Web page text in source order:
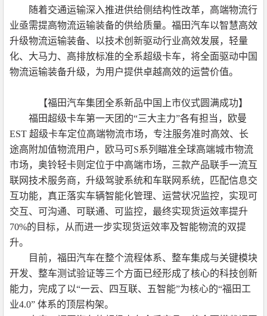
随着交通运输深入推进供给侧结构性改革，高端物流行
业亟需提高物流运输装备的供给质量。福田汽车以智慧高效
升级物流运输装备、以技术创新驱动行业高效发展，轻量
化、大马力、高排放标准的全系超级卡车，将全面驱动中国
物流运输装备升级，为用户提供卓越高效的运营价值。
【福田汽车集团全系新品中国上市仪式圆满成功】
福田超级卡车第一天团的“三大主力”各有担当，欧曼
EST 超级卡车定位高端物流市场，专注服务准时高效、长
途高附加值物流用户，欧马可S系列瞄准全球高端城市物流
市场，奥铃轻卡则定位于中高端市场，三款产品联手一流互
联网技术服务商，升级驾驶系统和车联网系统，匹配信息交
互功能，真正落实车辆智能化管理、运营状况监控，实现可
交互、可沟通、可联通、可监控，最终实现货运效率提升
70%的目标，从而进一步实现货运效率及智能物流的双提
升。
目前，福田汽车在整个流程体系、整车集成与关键模块
开发、整车测试验证等三个方面已经形成了核心的科技创新
能力，完成了以“一云、四互联、五智能”为核心的“福田工
业4.0” 体系的顶层构架。